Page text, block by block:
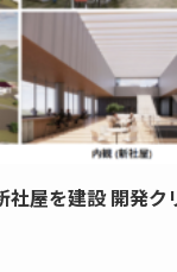
社屋を建設 開発ク